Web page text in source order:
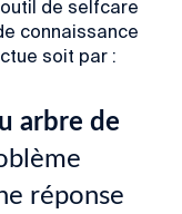
de selfcare
connaissance
soit par :
arbre de
réponse